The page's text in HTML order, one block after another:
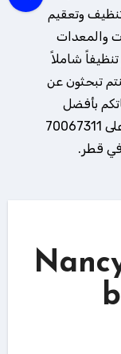
تنظيف وتعقيم
والمعدات
شاملاً
تبحثون عن
بأفضل
الأسعار، لا تترددوا في الاتصال بنا اليوم على 70067311
قطر.